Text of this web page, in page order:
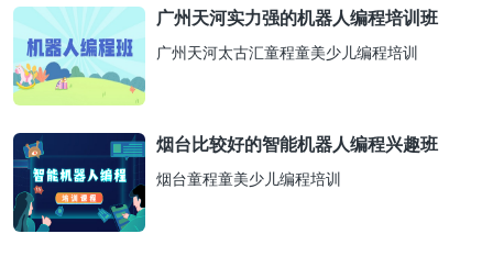
广州天河实力强的机器人编程培训班
广州天河太古汇童程童美少儿编程培训
烟台比较好的智能机器人编程兴趣班
烟台童程童美少儿编程培训